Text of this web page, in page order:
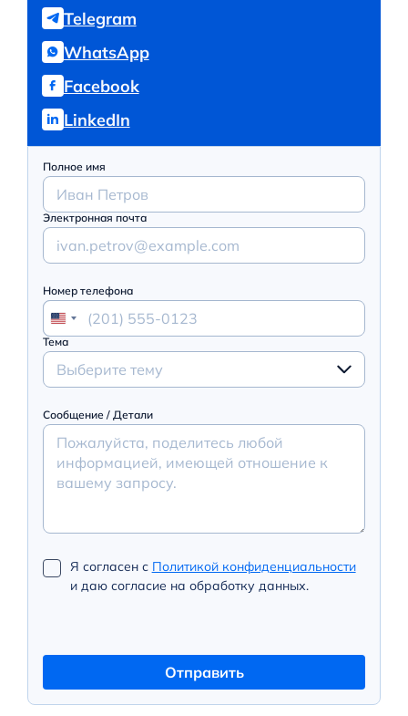
Telegram
WhatsApp
Facebook
LinkedIn
Полное имя
Электронная почта
Номер телефона
Тема
Выберите тему
Сообщение / Детали
Я согласен с Политикой конфиденциальности
и даю согласие на обработку данных.
Отправить